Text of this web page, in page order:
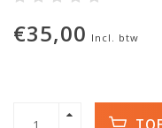
€35,00 Incl. btw